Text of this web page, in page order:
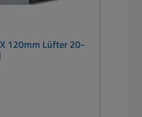
120mm Lüfter 20-